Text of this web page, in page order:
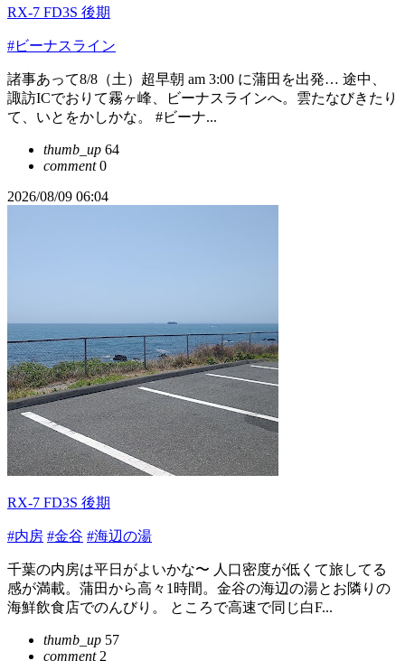
RX-7 FD3S 後期
#ビーナスライン
諸事あって8/8（土）超早朝 am 3:00 に蒲田を出発… 途中、
諏訪ICでおりて霧ヶ峰、ビーナスラインへ。雲たなびきたり
て、いとをかしかな。 #ビーナ...
thumb_up 64
comment0
2026/08/09 06:04
RX-7 FD3S 後期
#内房 #金谷 #海辺の湯
千葉の内房は平日がよいかな〜 人口密度が低くて旅してる
感が満載。蒲田から高々1時間。金谷の海辺の湯とお隣りの
海鮮飲食店でのんびり。 ところで高速で同じ白F...
thumb_up 57
comment2